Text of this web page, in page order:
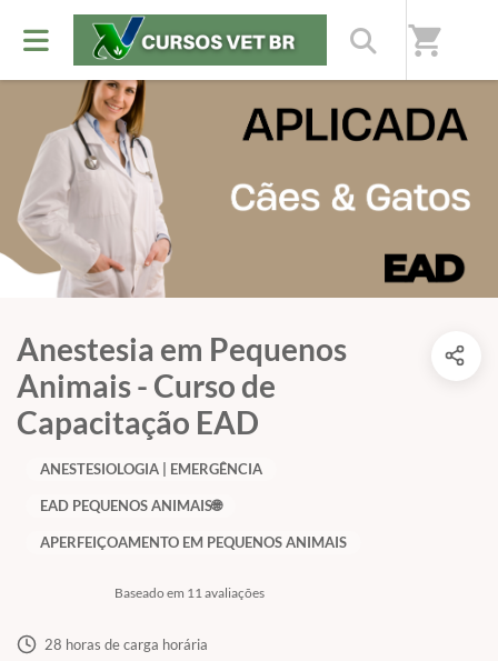
shopping_cart
Anestesia em Pequenos
Animais - Curso de
Capacitação EAD
Baseado em 11 avaliações
ANESTESIOLOGIA | EMERGÊNCIA
EAD PEQUENOS ANIMAIS🌐
APERFEIÇOAMENTO EM PEQUENOS ANIMAIS
28 horas de carga horária